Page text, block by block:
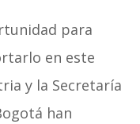
para
en este
y la Secretaría
han